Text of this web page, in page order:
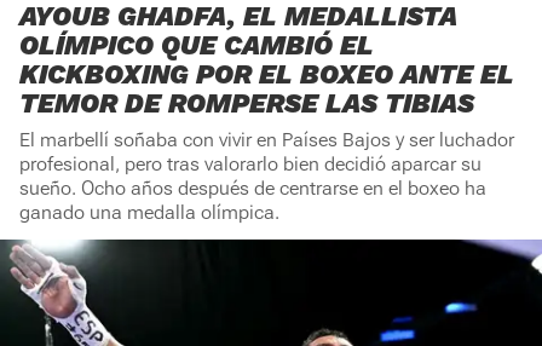
AYOUB GHADFA, EL MEDALLISTA
OLÍMPICO QUE CAMBIÓ EL
KICKBOXING POR EL BOXEO ANTE EL
TEMOR DE ROMPERSE LAS TIBIAS
El marbellí soñaba con vivir en Países Bajos y ser luchador
profesional, pero tras valorarlo bien decidió aparcar su
sueño. Ocho años después de centrarse en el boxeo ha
ganado una medalla olímpica.